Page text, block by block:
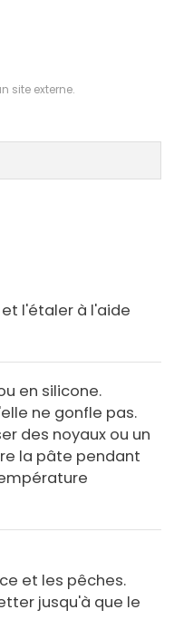
site externe.
l'étaler à l'aide
en silicone.
ne gonfle pas.
des noyaux ou un
la pâte pendant
et les pêches.
jusqu'à que le